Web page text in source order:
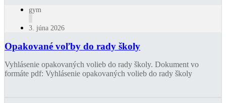
gym
3. júna 2026
Opakované voľby do rady školy
Vyhlásenie opakovaných volieb do rady školy. Dokument vo
formáte pdf: Vyhlásenie opakovaných volieb do rady školy